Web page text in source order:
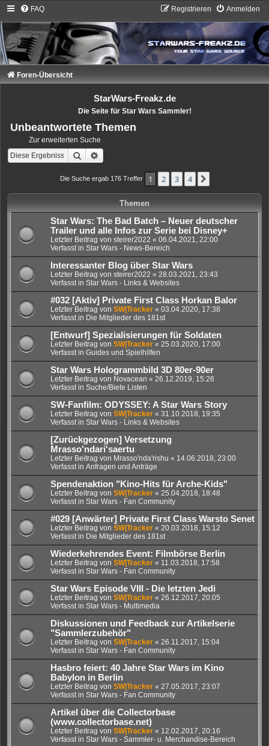
FAQ Anmelden
Registrieren
Foren-Übersicht
StarWars-Freakz.de
Die Seite für Star Wars Sammler!
Unbeantwortete Themen
Zur erweiterten Suche
Suche
Die Suche ergab 176 Treffer 1 2 3 4
Themen
Star Wars: The Bad Batch – Neuer deutscher
Trailer und alle Infos zur Serie bei Disney+
Letzter Beitrag von steirer2022 « 06.04.2021, 22:00
Verfasst in Star Wars - News-Bereich
Interessanter Blog über Star Wars
Letzter Beitrag von steirer2022 « 28.03.2021, 23:43
Verfasst in Star Wars - Links & Websites
#032 [Aktiv] Private First Class Horkan Balor
Letzter Beitrag von SW|Tracker « 03.04.2020, 17:38
Verfasst in Die Mitglieder des 181st
[Entwurf] Spezialisierungen für Soldaten
Letzter Beitrag von SW|Tracker « 25.03.2020, 17:00
Verfasst in Guides und Spielhilfen
Star Wars Hologrammbild 3D 80er-90er
Letzter Beitrag von Novacean « 26.12.2019, 15:26
Verfasst in Suche/Biete Listen
SW-Fanfilm: ODYSSEY: A Star Wars Story
Letzter Beitrag von SW|Tracker « 31.10.2018, 19:35
Verfasst in Star Wars - Links & Websites
[Zurückgezogen] Versetzung
Mrasso'ndari'saertu
Letzter Beitrag von Mrasso'nda'rishu « 14.06.2018, 23:00
Verfasst in Anfragen und Anträge
Spendenaktion "Kino-Hits für Arche-Kids"
Letzter Beitrag von SW|Tracker « 25.04.2018, 18:48
Verfasst in Star Wars - Fan Community
#029 [Anwärter] Private First Class Warsto Senet
Letzter Beitrag von SW|Tracker « 20.03.2018, 15:12
Verfasst in Die Mitglieder des 181st
Wiederkehrendes Event: Filmbörse Berlin
Letzter Beitrag von SW|Tracker « 11.03.2018, 17:58
Verfasst in Star Wars - Fan Community
Star Wars Episode VIII - Die letzten Jedi
Letzter Beitrag von SW|Tracker « 26.12.2017, 20:05
Verfasst in Star Wars - Multimedia
Diskussionen und Feedback zur Artikelserie
"Sammlerzubehör"
Letzter Beitrag von SW|Tracker « 26.11.2017, 15:04
Verfasst in Star Wars - Fan Community
Hasbro feiert: 40 Jahre Star Wars im Kino
Babylon in Berlin
Letzter Beitrag von SW|Tracker « 27.05.2017, 23:07
Verfasst in Star Wars - Fan Community
Artikel über die Collectorbase
(www.collectorbase.net)
Letzter Beitrag von SW|Tracker « 12.02.2017, 20:16
Verfasst in Star Wars - Sammler- u. Merchandise-Bereich